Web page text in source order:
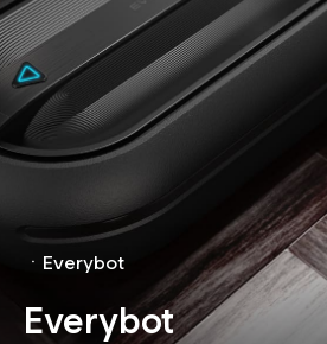
사진, 광고디자인 -
패키지, 디자인 - 고
동영상 - (주)듀오백
동영상 - ㈜고피자
동영상 - 삼양홀딩스
동영상 - 킷캣
사진, 광고디자인 -
사진, 광고디자인 -
웹사이트 - (주)세스
제품디자인 - 삼성
동영상, CI - 카피어
ㆍ Everybot
Everybot